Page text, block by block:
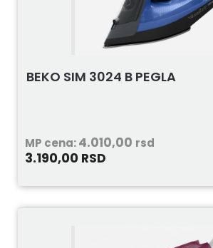
BEKO SIM 3024 B PEGLA
MP cena:4.010,00 rsd
3.190,00 RSD